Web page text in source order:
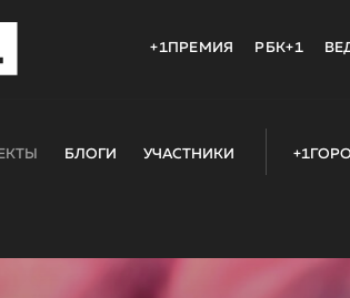
+1ПРЕМИЯ РБК+1
БЛОГИ УЧАСТНИКИ